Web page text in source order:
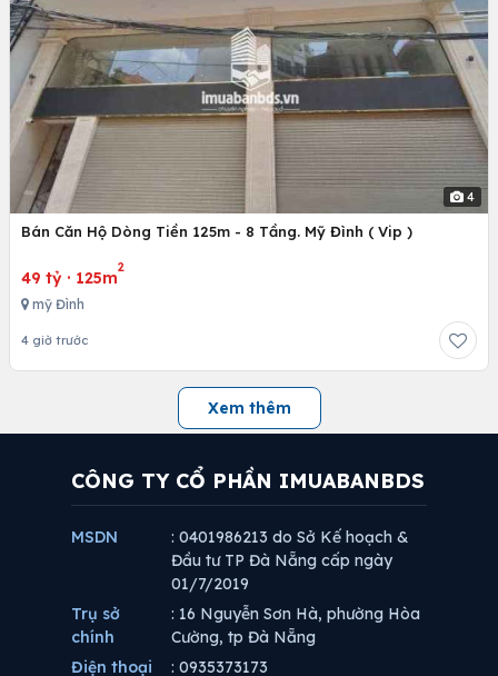
4
Bán Căn Hộ Dòng Tiền 125m - 8 Tầng. Mỹ Đình ( Vip )
49 tỷ · 125m
2
mỹ Đình
4 giờ trước
Xem thêm
CÔNG TY CỔ PHẦN IMUABANBDS
MSDN
: 0401986213 do Sở Kế hoạch &
Đầu tư TP Đà Nẵng cấp ngày
01/7/2019
Trụ sở
chính
: 16 Nguyễn Sơn Hà, phường Hòa
Cường, tp Đà Nẵng
Điện thoại
: 0935373173